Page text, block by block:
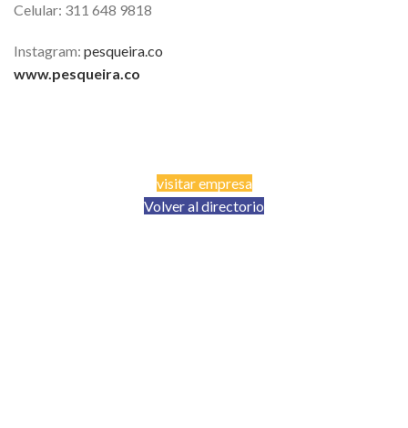
Celular: 311 648 9818
Instagram: pesqueira.co
www.pesqueira.co
visitar empresa
Volver al directorio